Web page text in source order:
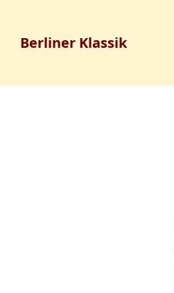
Berliner Klassik